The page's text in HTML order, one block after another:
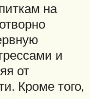
на
и
от
Кроме того,